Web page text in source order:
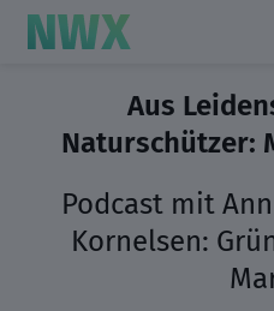
Aus
Naturschützer:
Podcast mit
Kornelsen: